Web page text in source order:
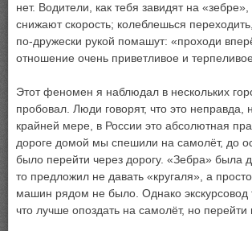
нет. Водители, как тебя завидят на
снижают скорость; колеблешься
по-дружески рукой помашут: «проходи
отношение очень приветливое и терпеливое.
Этот феномен я наблюдал в нескольких
пробовал. Люди говорят, что это неправда,
крайней мере, в России это абсолютная
дороге домой мы спешили на самолёт, до
было перейти через дорогу. «Зебра» была
то предложил не давать «кругаля», а
машин рядом не было. Однако экскурсовод
что лучше опоздать на самолёт, но перейти